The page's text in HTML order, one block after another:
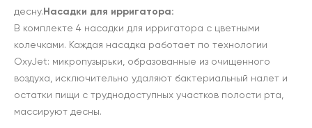
десну. Насадки для ирригатора:
В комплекте 4 насадки для ирригатора с цветными
колечками. Каждая насадка работает по технологии
OxyJet: микропузырьки, образованные из очищенного
воздуха, исключительно удаляют бактериальный налет и
остатки пищи с труднодоступных участков полости рта,
массируют десны.